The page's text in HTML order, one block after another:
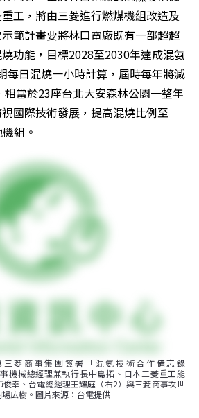
工，將由三菱進行燃煤機組改造及
範計畫要將林口電廠既有一部超超
功能，目標2028至2030年達成混氨
每日混燒一小時計算，屆時每年將減
當於23座台北大安森林公園一整年
國際技術發展，提高混燒比例至
組。
菱商事集團簽署「混氨技術合作備忘錄
事機械總經理兼執行長中島拓、日本三菱重工能
幸、台電總經理王耀庭（右2）與三菱商事次世
広樹。圖片來源：台電提供